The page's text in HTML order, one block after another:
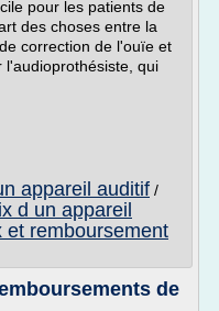
pour les patients de
des choses entre la
correction de l'ouïe et
l'audioprothésiste, qui
appareil auditif /
d un appareil
et remboursement
de